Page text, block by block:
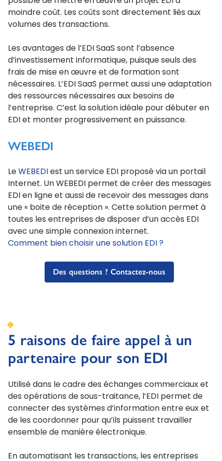
moindre coût. Les coûts sont directement liés aux
volumes des transactions.
Les avantages de l’EDI SaaS sont l’absence
d’investissement informatique, puisque seuls des
frais de mise en œuvre et de formation sont
nécessaires. L’EDI SaaS permet aussi une adaptation
des ressources nécessaires aux besoins de
l’entreprise. C’est la solution idéale pour débuter en
EDI et monter progressivement en puissance.
WEBEDI
Le WEBEDI est un service EDI proposé via un portail
Internet. Un WEBEDI permet de créer des messages
EDI en ligne et aussi de recevoir des messages dans
une « boite de réception ». Cette solution permet à
toutes les entreprises de disposer d’un accès EDI
avec une simple connexion internet.
Comment bien choisir une solution EDI ?
Des questions ? Contactez-nous
5 raisons de faire appel à un
partenaire pour son EDI
Utilisé dans le cadre des échanges commerciaux et
des opérations de sous-traitance, l’EDI permet de
connecter des systèmes d’information entre eux et
de les coordonner pour qu’ils puissent travailler
ensemble de manière électronique.
En automatisant les transactions, les entreprises